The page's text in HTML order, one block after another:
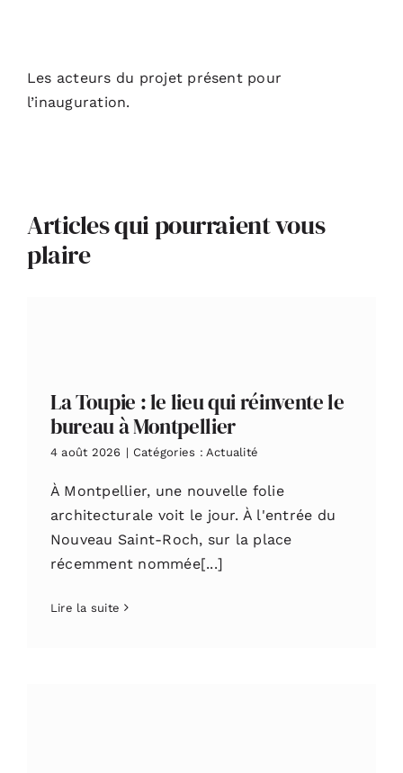
Les acteurs du projet présent pour
l’inauguration.
Articles qui pourraient vous
plaire
La Toupie : le lieu qui réinvente le
bureau à Montpellier
4 août 2026 | Catégories : Actualité
À Montpellier, une nouvelle folie
architecturale voit le jour. À l'entrée du
Nouveau Saint-Roch, sur la place
récemment nommée[...]
Lire la suite